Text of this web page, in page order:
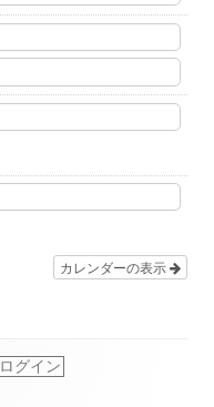
カレンダーの表示
ログイン